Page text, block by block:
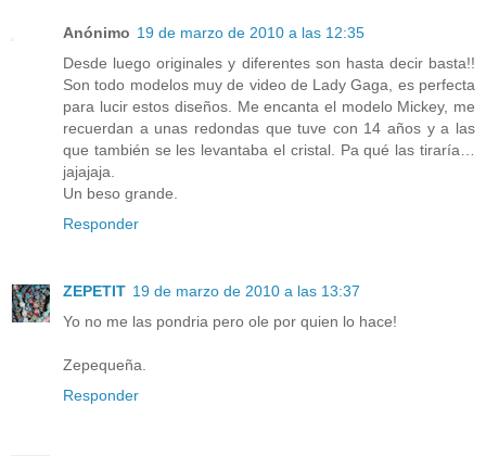
Anónimo 19 de marzo de 2010 a las 12:35
Desde luego originales y diferentes son hasta decir basta!!
Son todo modelos muy de video de Lady Gaga, es perfecta
para lucir estos diseños. Me encanta el modelo Mickey, me
recuerdan a unas redondas que tuve con 14 años y a las
que también se les levantaba el cristal. Pa qué las tiraría…
jajajaja.
Un beso grande.
Responder
ZEPETIT 19 de marzo de 2010 a las 13:37
Yo no me las pondria pero ole por quien lo hace!
Zepequeña.
Responder